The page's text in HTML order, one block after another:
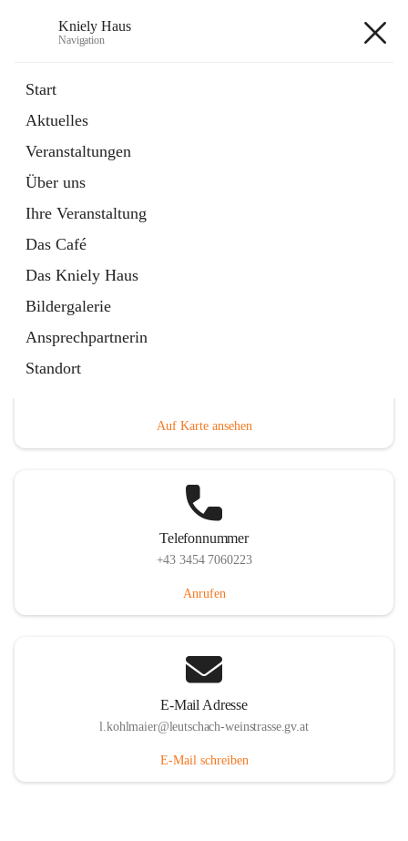
Kniely Haus
Navigation
Start
Aktuelles
Veranstaltungen
Über uns
Ihre Veranstaltung
Das Café
Das Kniely Haus
Bildergalerie
Ansprechpartnerin
Standort
Externe Webseite
in
Tab
Ö-Ticket
Externe Webseite
öffnet
in
neuem
Tab
Arnfelser Straße 10, 8463 Leutschach an der Weinstraße,
Auf Karte ansehen
Telefonnummer
+43 3454 7060223
Anrufen
E-Mail Adresse
l.kohlmaier@leutschach-weinstrasse.gv.at
E-Mail schreiben